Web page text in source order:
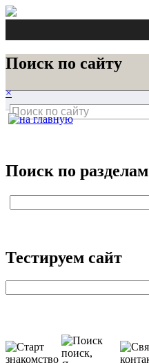
Поиск по сайту
×
Поиск по разделам
Тестируем сайт